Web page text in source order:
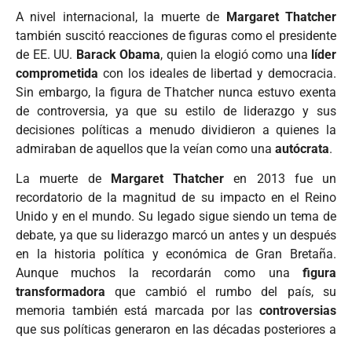
A nivel internacional, la muerte de Margaret Thatcher
también suscitó reacciones de figuras como el presidente
de EE. UU. Barack Obama, quien la elogió como una líder
comprometida con los ideales de libertad y democracia.
Sin embargo, la figura de Thatcher nunca estuvo exenta
de controversia, ya que su estilo de liderazgo y sus
decisiones políticas a menudo dividieron a quienes la
admiraban de aquellos que la veían como una autócrata.
La muerte de Margaret Thatcher en 2013 fue un
recordatorio de la magnitud de su impacto en el Reino
Unido y en el mundo. Su legado sigue siendo un tema de
debate, ya que su liderazgo marcó un antes y un después
en la historia política y económica de Gran Bretaña.
Aunque muchos la recordarán como una figura
transformadora que cambió el rumbo del país, su
memoria también está marcada por las controversias
que sus políticas generaron en las décadas posteriores a